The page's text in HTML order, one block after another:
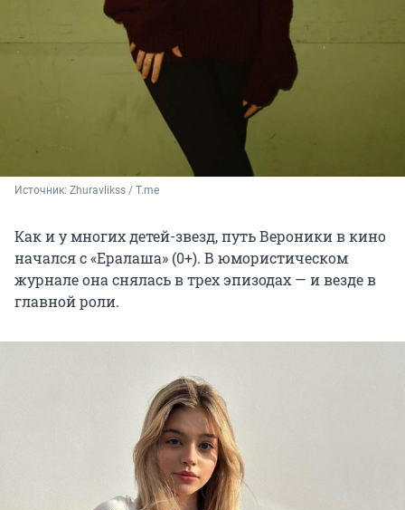
Источник: Zhuravlikss / T.me
Как и у многих детей-звезд, путь Вероники в кино
начался с «Ералаша» (0+). В юмористическом
журнале она снялась в трех эпизодах — и везде в
главной роли.